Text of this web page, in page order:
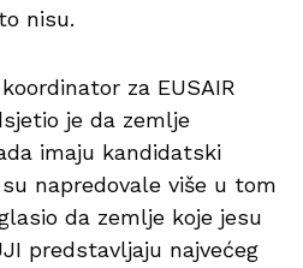
nisu.
za EUSAIR
je da zemlje
imaju kandidatski
napredovale više u tom
da zemlje koje jesu
predstavljaju najvećeg